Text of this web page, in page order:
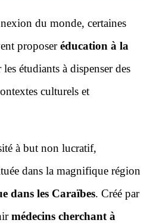
du monde, certaines
proposeréducation à la
les étudiants à dispenser des
culturels et
à but non lucratif,
dans la magnifique région
dans les Caraïbes. Créé par
médecins cherchant à